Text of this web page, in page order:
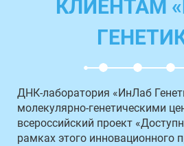
КЛИЕНТАМ
ДНК-лаборатория «ИнЛаб
молекулярно-генетическими
всероссийский проект
рамках этого инновационного